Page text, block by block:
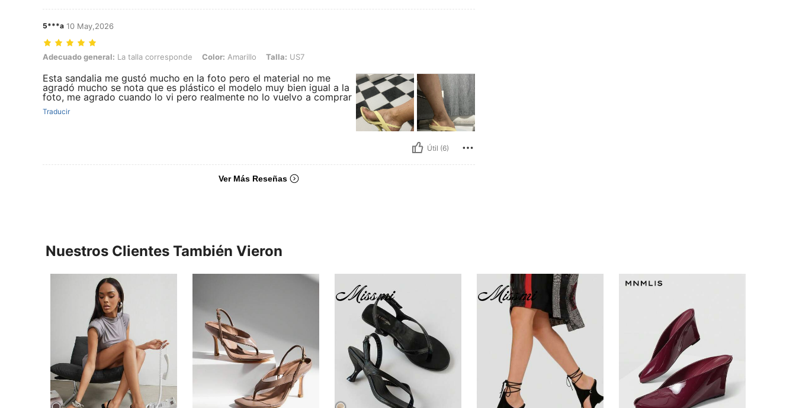
5***a 10 May,2026
Adecuado general: La talla corresponde, Color: Amarillo, Talla: US7
Adecuado general: La talla corresponde Color: Amarillo Talla: US7
Esta sandalia me gustó mucho en la foto pero el material no me
agradó mucho se nota que es plástico el modelo muy bien igual a la
foto, me agrado cuando lo vi pero realmente no lo vuelvo a comprar
Traducir
Útil (6)
Ver Más Reseñas
Nuestros Clientes También Vieron